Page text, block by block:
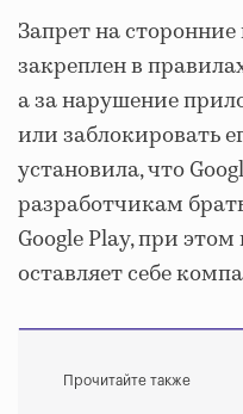
Запрет на
закреплен в
а за нарушение
или заблокировать
установила, что
разработчикам
Google Play, при
оставляет себе
Прочитайте также